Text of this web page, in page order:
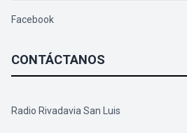
Facebook
CONTÁCTANOS
Radio Rivadavia San Luis